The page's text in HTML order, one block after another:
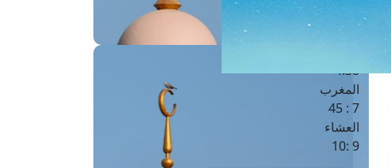
4:38
المغرب
7 : 45
العشاء
9 :10